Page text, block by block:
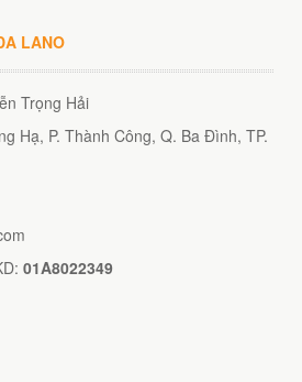
LANO
Trọng Hải
Hạ, P. Thành Công, Q. Ba Đình, TP.
01A8022349